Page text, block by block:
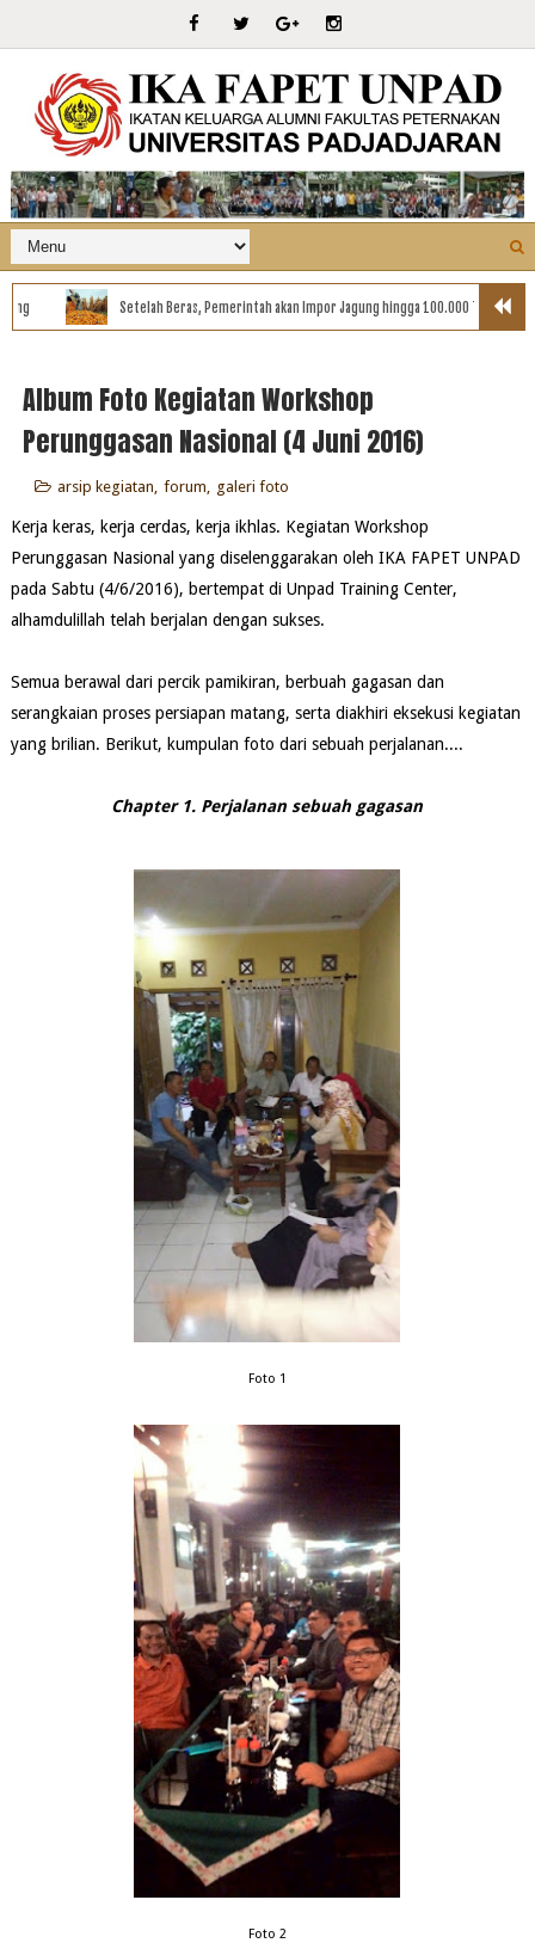
Pemerintah akan Impor Jagung hingga 100.000 Ton Kemendag Atur
Album Foto Kegiatan Workshop
Perunggasan Nasional (4 Juni 2016)
arsip kegiatan, forum, galeri foto
Kerja keras, kerja cerdas, kerja ikhlas. Kegiatan Workshop
Perunggasan Nasional yang diselenggarakan oleh IKA FAPET UNPAD
pada Sabtu (4/6/2016), bertempat di Unpad Training Center,
alhamdulillah telah berjalan dengan sukses.
Semua berawal dari percik pamikiran, berbuah gagasan dan
serangkaian proses persiapan matang, serta diakhiri eksekusi kegiatan
yang brilian. Berikut, kumpulan foto dari sebuah perjalanan....
Chapter 1. Perjalanan sebuah gagasan
Foto 1
Foto 2